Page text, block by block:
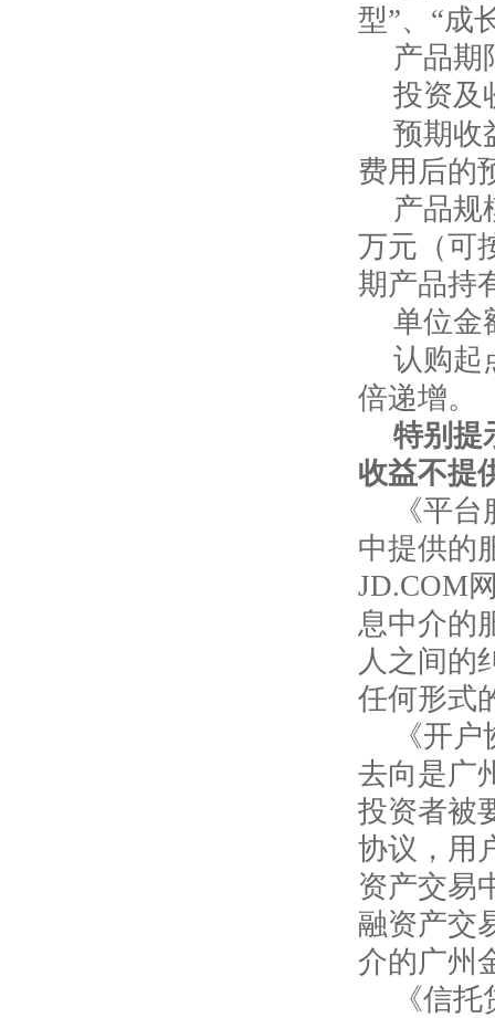
型”、“成
产品期
投资及
预期收
费用后的
产品规
万元（可
期产品持
单位金
认购起
倍递增。
特别提
收益不提
《平
中提供的
JD.COM
息中介的
人之间的
任何形式
《开
去向是广
投资者被
协议，用
资产交易
融资产交
介的广州
《信